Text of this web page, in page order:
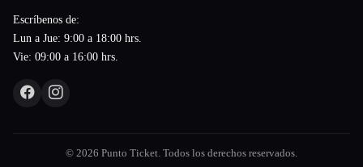
Escríbenos de:
Lun a Jue: 9:00 a 18:00 hrs.
Vie: 09:00 a 16:00 hrs.
© 2026 Punto Ticket. Todos los derechos reservados.